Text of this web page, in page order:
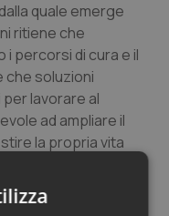
Collo
quale emerge
ritiene che
i percorsi di cura e il
che soluzioni
lavorare al
ad ampliare il
la propria vita